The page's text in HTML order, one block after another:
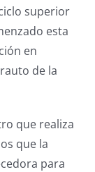
superior
esta
en
de la
que realiza
que la
para